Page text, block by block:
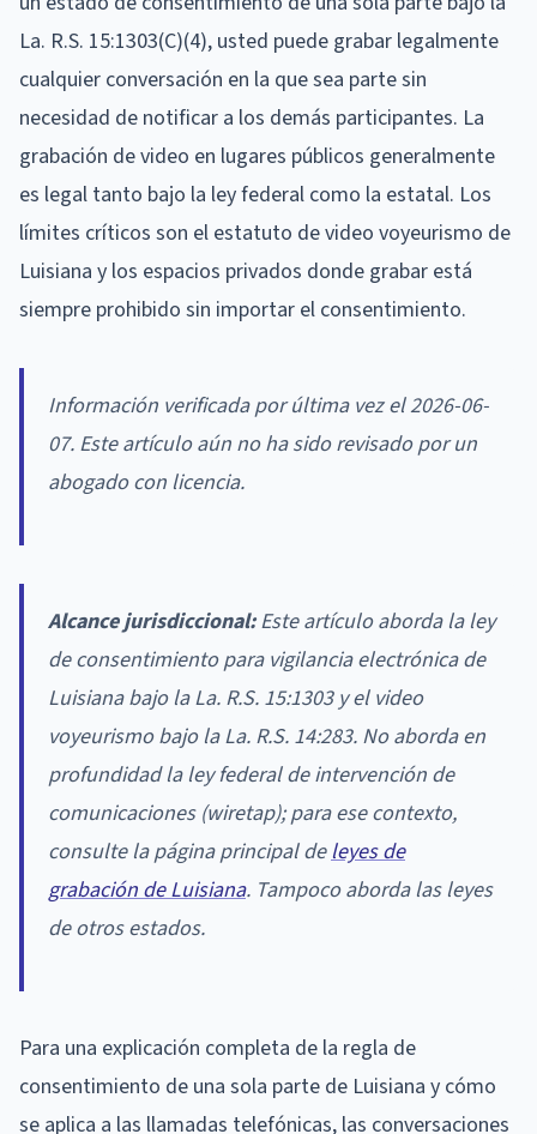
La. R.S. 15:1303(C)(4), usted puede grabar legalmente
cualquier conversación en la que sea parte sin
necesidad de notificar a los demás participantes. La
grabación de video en lugares públicos generalmente
es legal tanto bajo la ley federal como la estatal. Los
límites críticos son el estatuto de video voyeurismo de
Luisiana y los espacios privados donde grabar está
siempre prohibido sin importar el consentimiento.
Información verificada por última vez el 2026-06-
07. Este artículo aún no ha sido revisado por un
abogado con licencia.
Alcance jurisdiccional:Este artículo aborda la ley
de consentimiento para vigilancia electrónica de
Luisiana bajo la La. R.S. 15:1303 y el video
voyeurismo bajo la La. R.S. 14:283. No aborda en
profundidad la ley federal de intervención de
comunicaciones (wiretap); para ese contexto,
consulte la página principal de leyes de
grabación de Luisiana. Tampoco aborda las leyes
de otros estados.
Para una explicación completa de la regla de
consentimiento de una sola parte de Luisiana y cómo
se aplica a las llamadas telefónicas, las conversaciones